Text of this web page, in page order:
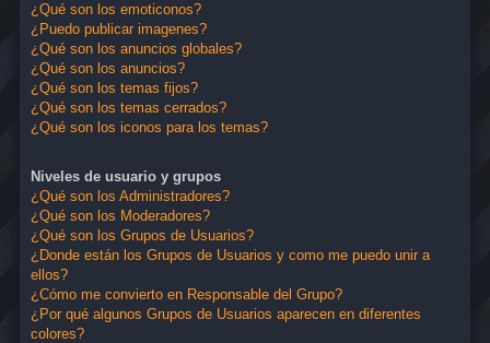
¿Qué son los emoticonos?
¿Puedo publicar imagenes?
¿Qué son los anuncios globales?
¿Qué son los anuncios?
¿Qué son los temas fijos?
¿Qué son los temas cerrados?
¿Qué son los iconos para los temas?
Niveles de usuario y grupos
¿Qué son los Administradores?
¿Qué son los Moderadores?
¿Qué son los Grupos de Usuarios?
¿Donde están los Grupos de Usuarios y como me puedo unir a
ellos?
¿Cómo me convierto en Responsable del Grupo?
¿Por qué algunos Grupos de Usuarios aparecen en diferentes
colores?